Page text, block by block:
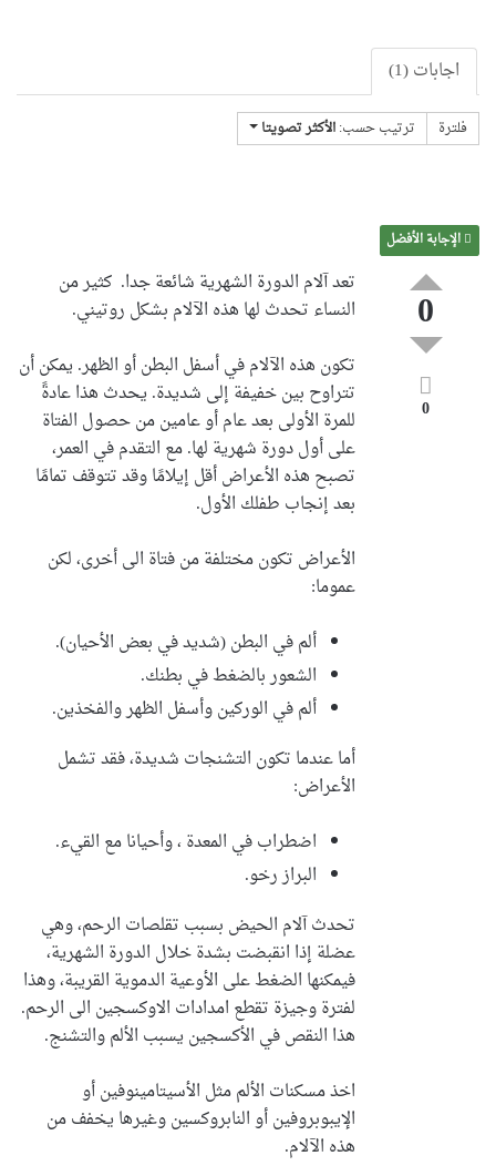
اجابات (1)
فلترة ترتيب حسب:الأكثر تصويتا
الإجابة الأفضل
0
0
تعد آلام الدورة الشهرية شائعة جدا. كثير من
النساء تحدث لها هذه الآلام بشكل روتيني.
تكون هذه الآلام في أسفل البطن أو الظهر. يمكن أن
تتراوح بين خفيفة إلى شديدة. يحدث هذا عادةً
للمرة الأولى بعد عام أو عامين من حصول الفتاة
على أول دورة شهرية لها. مع التقدم في العمر،
تصبح هذه الأعراض أقل إيلامًا وقد تتوقف تمامًا
بعد إنجاب طفلك الأول.
الأعراض تكون مختلفة من فتاة الى أخرى، لكن
عموما:
ألم في البطن (شديد في بعض الأحيان).
الشعور بالضغط في بطنك.
ألم في الوركين وأسفل الظهر والفخذين.
أما عندما تكون التشنجات شديدة، فقد تشمل
الأعراض:
اضطراب في المعدة ، وأحيانا مع القيء.
البراز رخو.
تحدث آلام الحيض بسبب تقلصات الرحم، وهي
عضلة إذا انقبضت بشدة خلال الدورة الشهرية،
فيمكنها الضغط على الأوعية الدموية القريبة، وهذا
لفترة وجيزة تقطع امدادات الاوكسجين الى الرحم.
هذا النقص في الأكسجين يسبب الألم والتشنج.
اخذ مسكنات الألم مثل الأسيتامينوفين أو
الإيبوبروفين أو النابروكسين وغيرها يخفف من
هذه الآلام.